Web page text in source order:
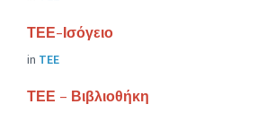
ΤΕΕ-Ισόγειο
in ΤΕΕ
ΤΕΕ – Βιβλιοθήκη